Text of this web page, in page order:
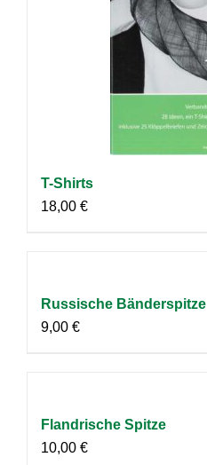
T-Shirts
18,00 €
Russische Bänderspitze
9,00 €
Flandrische Spitze
10,00 €